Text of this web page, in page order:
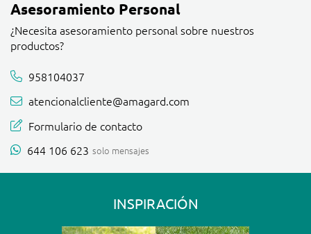
Asesoramiento Personal
¿Necesita asesoramiento personal sobre nuestros
productos?
958104037
atencionalcliente@amagard.com
Formulario de contacto
644 106 623 solo mensajes
INSPIRACIÓN